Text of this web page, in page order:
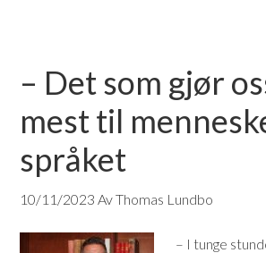
– Det som gjør
mest til
språket
10/11/2023 Av Thomas Lundbo
– I tunge